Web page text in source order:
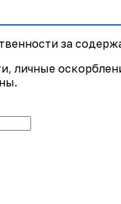
за
личные